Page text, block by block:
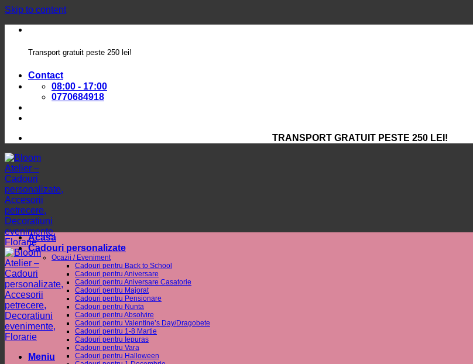
Skip to content
Transport gratuit peste 250 lei!
Contact
08:00 - 17:00
0770684918
TRANSPORT GRATUIT PESTE 250 LEI!
Meniu
Acasa
Cadouri personalizate
Ocazii / Eveniment
Cadouri pentru Back to School
Cadouri pentru Aniversare
Cadouri pentru Aniversare Casatorie
Cadouri pentru Majorat
Cadouri pentru Pensionare
Cadouri pentru Nunta
Cadouri pentru Absolvire
Cadouri pentru Valentine’s Day/Dragobete
Cadouri pentru 1-8 Martie
Cadouri pentru Iepuras
Cadouri pentru Vara
Cadouri pentru Halloween